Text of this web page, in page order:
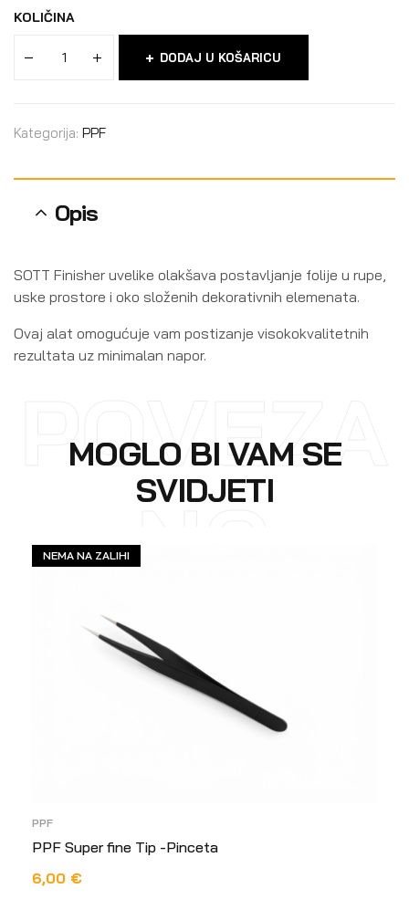
KOLIČINA
DODAJ U KOŠARICU
Kategorija: PPF
Opis
SOTT Finisher uvelike olakšava postavljanje folije u rupe,
uske prostore i oko složenih dekorativnih elemenata.
Ovaj alat omogućuje vam postizanje visokokvalitetnih
rezultata uz minimalan napor.
MOGLO BI VAM SE
SVIDJETI
POVEZA
NO
NEMA NA ZALIHI
PPF
PPF Super fine Tip -Pinceta
6,00 €